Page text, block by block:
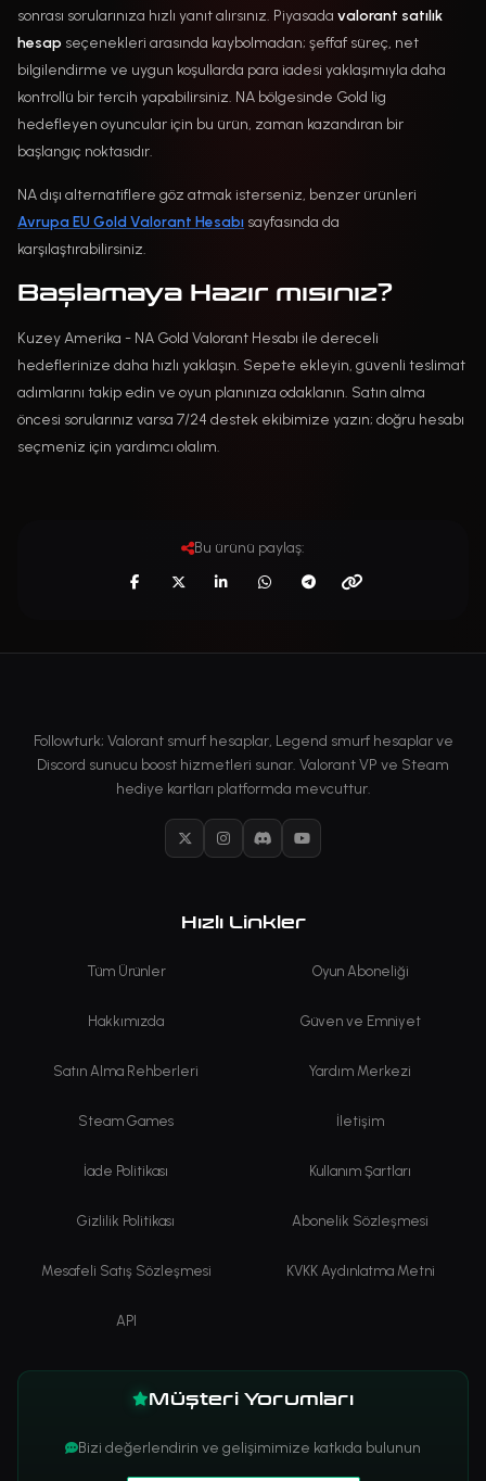
sonrası sorularınıza hızlı yanıt alırsınız. Piyasada valorant satılık
hesap seçenekleri arasında kaybolmadan; şeffaf süreç, net
bilgilendirme ve uygun koşullarda para iadesi yaklaşımıyla daha
kontrollü bir tercih yapabilirsiniz. NA bölgesinde Gold lig
hedefleyen oyuncular için bu ürün, zaman kazandıran bir
başlangıç noktasıdır.
NA dışı alternatiflere göz atmak isterseniz, benzer ürünleri
Avrupa EU Gold Valorant Hesabı sayfasında da
karşılaştırabilirsiniz.
Başlamaya Hazır mısınız?
Kuzey Amerika - NA Gold Valorant Hesabı ile dereceli
hedeflerinize daha hızlı yaklaşın. Sepete ekleyin, güvenli teslimat
adımlarını takip edin ve oyun planınıza odaklanın. Satın alma
öncesi sorularınız varsa 7/24 destek ekibimize yazın; doğru hesabı
seçmeniz için yardımcı olalım.
Bu ürünü paylaş:
Followturk; Valorant smurf hesaplar, Legend smurf hesaplar ve
Discord sunucu boost hizmetleri sunar. Valorant VP ve Steam
hediye kartları platformda mevcuttur.
X InstagramDiscordYouTube
Hızlı Linkler
Tüm Ürünler Oyun Aboneliği
Hakkımızda Güven ve Emniyet
Satın Alma Rehberleri Yardım Merkezi
Steam Games İletişim
İade Politikası Kullanım Şartları
Gizlilik Politikası Abonelik Sözleşmesi
Mesafeli Satış Sözleşmesi KVKK Aydınlatma Metni
API
Müşteri Yorumları
Bizi değerlendirin ve gelişimimize katkıda bulunun